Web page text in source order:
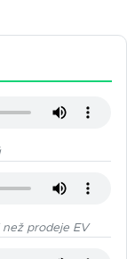
prodeje EV